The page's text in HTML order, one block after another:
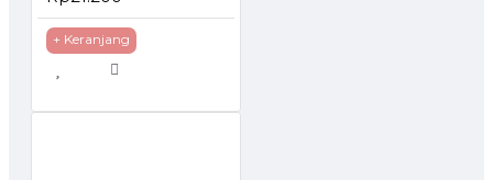
+ Keranjang